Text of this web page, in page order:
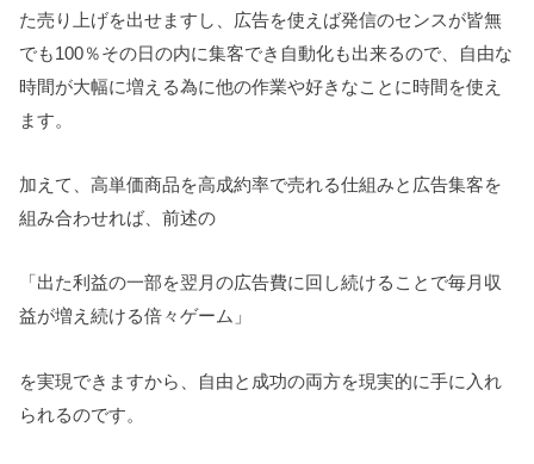
た売り上げを出せますし、広告を使えば発信のセンスが皆無
でも100％その日の内に集客でき自動化も出来るので、自由な
時間が大幅に増える為に他の作業や好きなことに時間を使え
ます。
加えて、高単価商品を高成約率で売れる仕組みと広告集客を
組み合わせれば、前述の
「出た利益の一部を翌月の広告費に回し続けることで毎月収
益が増え続ける倍々ゲーム」
を実現できますから、自由と成功の両方を現実的に手に入れ
られるのです。